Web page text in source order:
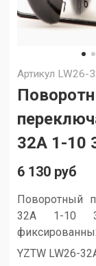
Артикул LW26-
32A 1-10
6 130 руб
Поворотный
32A 1-10
YZTW LW26-